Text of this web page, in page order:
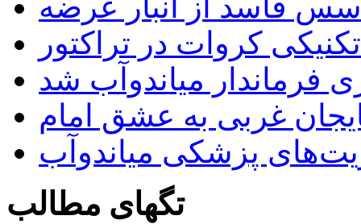
کروات در تراکتور
فرماندار میاندوآب شد
غربی به عشق امام
پزشکی میاندوآب
تگهای مطالب